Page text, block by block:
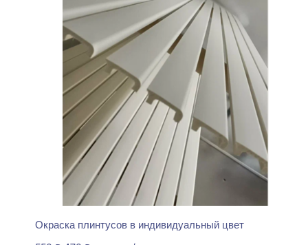
Окраска плинтусов в индивидуальный цвет